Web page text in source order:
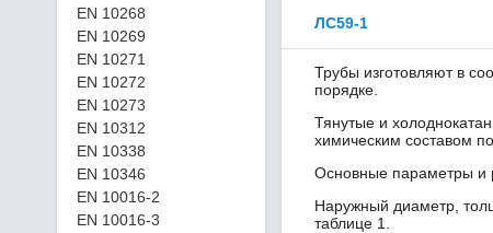
EN 10268
EN 10269
EN 10271
EN 10272
EN 10273
EN 10312
EN 10338
EN 10346
EN 10016-2
EN 10016-3
ЛС59-1
Трубы изготовляют в
порядке.
Тянутые и
химическим составом
Основные параметры и
Наружный диаметр,
таблице 1.